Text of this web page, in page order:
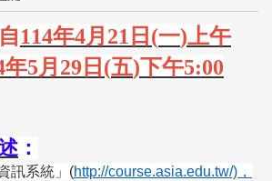
自114年4月 21 日 (一)上午
年5月 29 日 (五)下午5:00
：
訊系統」(http://course.asia.edu.tw/)，